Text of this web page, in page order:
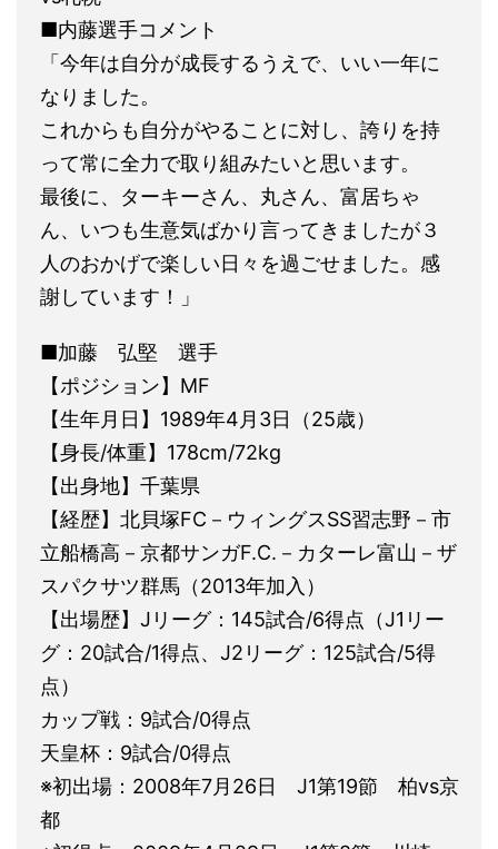
■内藤選手コメント
「今年は自分が成長するうえで、いい一年に
なりました。
これからも自分がやることに対し、誇りを持
って常に全力で取り組みたいと思います。
最後に、ターキーさん、丸さん、富居ちゃ
ん、いつも生意気ばかり言ってきましたが３
人のおかげで楽しい日々を過ごせました。感
謝しています！」
■加藤 弘堅 選手
【ポジション】MF
【生年月日】1989年4月3日（25歳）
【身長/体重】178cm/72kg
【出身地】千葉県
【経歴】北貝塚FC－ウィングスSS習志野－市
立船橋高－京都サンガF.C.－カターレ富山－ザ
スパクサツ群馬（2013年加入）
【出場歴】Jリーグ：145試合/6得点（J1リー
グ：20試合/1得点、J2リーグ：125試合/5得
点）
カップ戦：9試合/0得点
天皇杯：9試合/0得点
※初出場：2008年7月26日 J1第19節 柏vs京
都